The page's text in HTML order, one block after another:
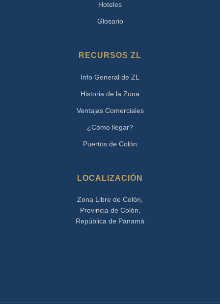
Hoteles
Glosario
RECURSOS ZL
Info General de ZL
Historia de la Zona
Ventajas Comerciales
¿Cómo llegar?
Puertos de Colón
LOCALIZACIÓN
Zona Libre de Colón,
Provincia de Colón,
República de Panamá